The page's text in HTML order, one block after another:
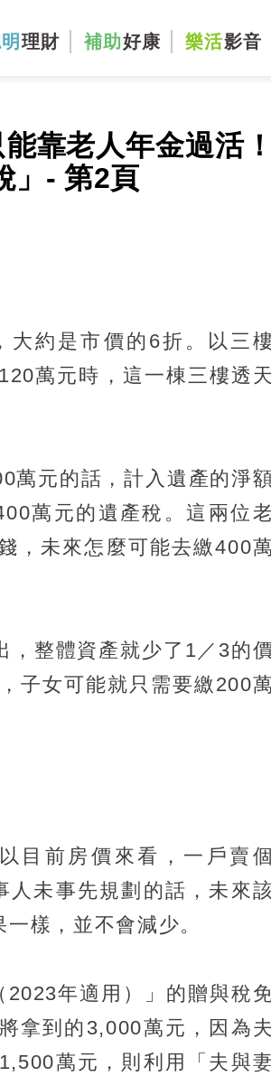
理財 補助好康 樂活影音
靠老人年金過活！
」- 第2頁
大約是市價的6折。以三
萬元時，這一棟三樓透天
萬元的話，計入遺產的淨
萬元的遺產稅。這兩位老
，未來怎麼可能去繳400萬
，整體資產就少了1／3的價
子女可能就只需要繳200萬
目前房價來看，一戶賣個
人未事先規劃的話，未來
樣，並不會減少。
年適用）」的贈與稅
拿到的3,000萬元，因為夫
萬元，則利用「夫與妻